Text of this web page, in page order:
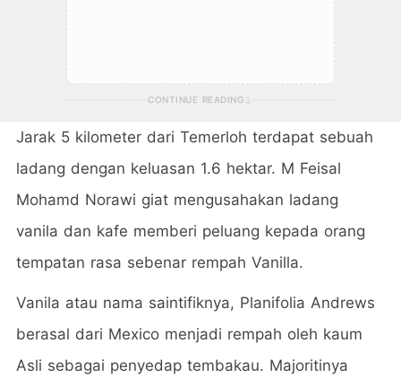
CONTINUE READING
Jarak 5 kilometer dari Temerloh terdapat sebuah
ladang dengan keluasan 1.6 hektar. M Feisal
Mohamd Norawi giat mengusahakan ladang
vanila dan kafe memberi peluang kepada orang
tempatan rasa sebenar rempah Vanilla.
Vanila atau nama saintifiknya, Planifolia Andrews
berasal dari Mexico menjadi rempah oleh kaum
Asli sebagai penyedap tembakau. Majoritinya